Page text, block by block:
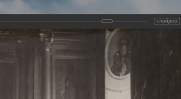
Виртуальный
Новомучеников и
Земли
Сайт создан по благословлению
и Холмогорского
слайдер